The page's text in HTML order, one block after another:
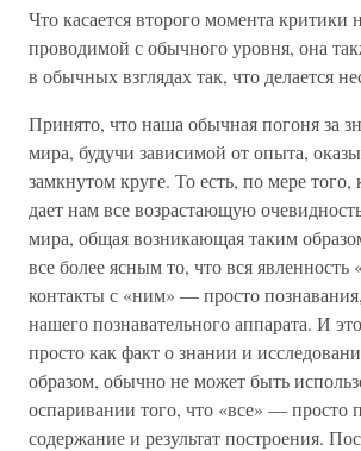
Что касается второго момента критики
проводимой с обычного уровня, она
в обычных взглядах так, что делается
Принято, что наша обычная погоня за
мира, будучи зависимой от опыта,
замкнутом круге. То есть, по мере
дает нам все возрастающую
мира, общая возникающая таким
все более ясным то, что вся явленность
контакты с «ним» — просто
нашего познавательного аппарата. И
просто как факт о знании и
образом, обычно не может быть
оспаривании того, что «все» — просто
содержание и результат построения.